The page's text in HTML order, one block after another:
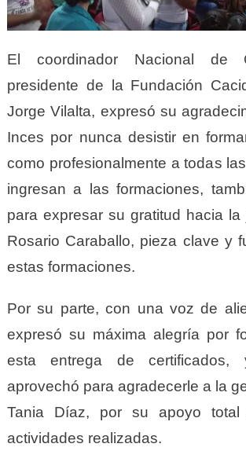
El coordinador Nacional
presidente de la Fundación
Jorge Vilalta, expresó su
Inces por nunca desistir en
como profesionalmente a todas
ingresan a las formaciones,
para expresar su gratitud hacia la
Rosario Caraballo, pieza clave y
estas formaciones.
Por su parte, con una voz de
expresó su máxima alegría por
esta entrega de
aprovechó para agradecerle a la
Tania Díaz, por su apoyo
actividades realizadas.